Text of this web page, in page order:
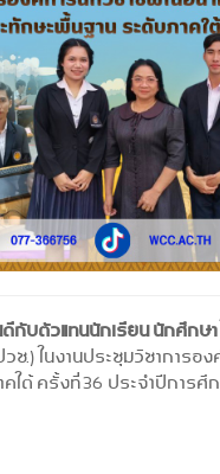
กับตัวแทนนักเรียน นักศึกษา
.) ในงานประชุมวิชาการอ
ต้ ครั้งที่ 36 ประจำปีการศึ